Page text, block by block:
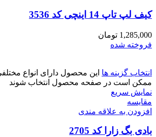
کیف لپ تاپ 14 اینچی کد 3536
1,285,000 تومان
فروخته شده
انتخاب گزینه ها این محصول دارای انواع
ممکن است در صفحه محصول انتخاب شوند
نمایش سریع
مقايسه
افزودن به علاقه مندی
بادی بگ زارا کد 2705